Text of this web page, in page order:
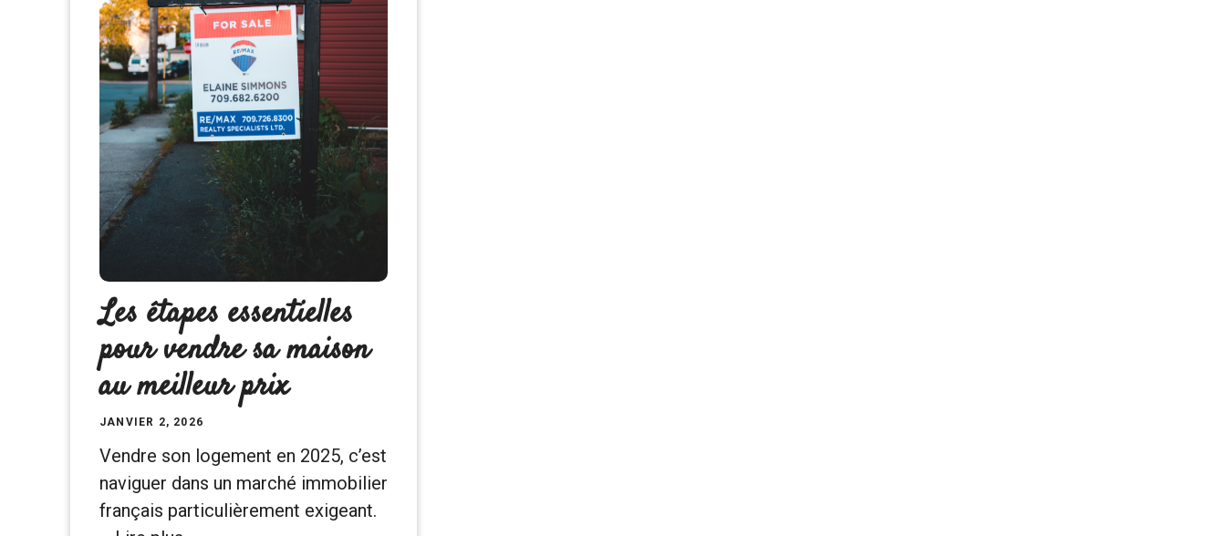
Les étapes essentielles
pour vendre sa maison
au meilleur prix
JANVIER 2, 2026
Vendre son logement en 2025, c’est
naviguer dans un marché immobilier
français particulièrement exigeant.